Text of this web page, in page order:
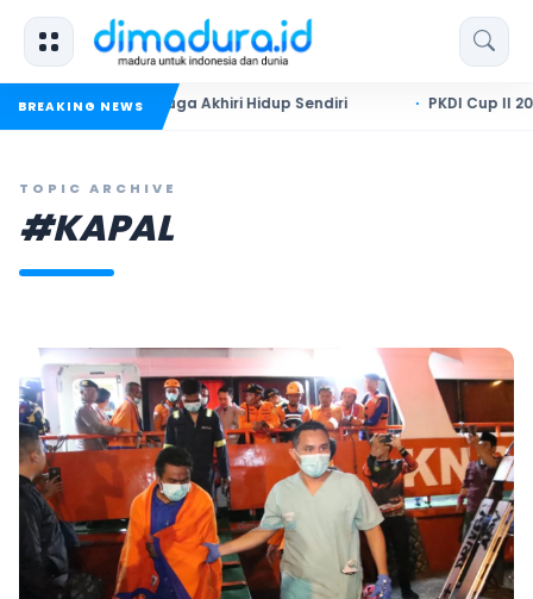
BREAKING NEWS
Diduga Akhiri Hidup Sendiri PKDI Cup II 2026 Resmi
TOPIC ARCHIVE
#KAPAL